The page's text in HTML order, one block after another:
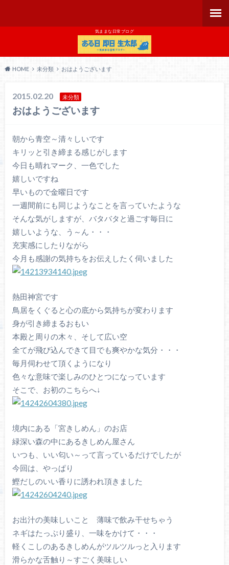
気ままな日常ブログ
HOME 未分類 おはようございます
2015.02.20 未分類
おはようございます
朝から青空～清々しいです
キリッと引き締まる感じがします
今日も晴れマーク、一色でした
嬉しいですね
早いもので金曜日です
一週間前にも同じようなことを言っていたような
そんな気がしますが、バタバタと過ごす毎日に
嬉しいような、う～ん・・・
充実感にしたりながら
今月も感謝の気持ちをお伝えしたく伺いました
熱田神宮です
鳥居をくぐると心の底から気持ちが変わります
身が引き締まるおもい
本殿と周りの木々、そして広い空
全てが飛び込んできて目でも爽やかな気分・・・
毎月伺わせて頂くようになり
色々な意味で楽しみのひとつになっています
そこで、お初のこちらへ↓
境内にある「宮きしめん」のお店
緑深い森の中にあるきしめん屋さん
いつも、いい匂い～って言っているだけでしたが
今回は、やっぱり
鰹だしのいい香りに誘われ頂きました
お出汁の美味しいこと 薄味で飲み干せちゃう
ネギはたっぷり盛り、一味をかけて・・・
軽くこしのあるきしめんがツルツルっと入ります
滑らかな舌触り～すごく美味しい